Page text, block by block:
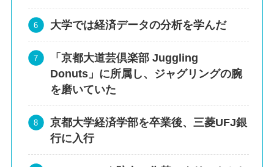
大学では経済データの分析を学んだ
「京都大道芸倶楽部 Juggling
Donuts」に所属し、ジャグリングの腕
を磨いていた
京都大学経済学部を卒業後、三菱UFJ銀
行に入行